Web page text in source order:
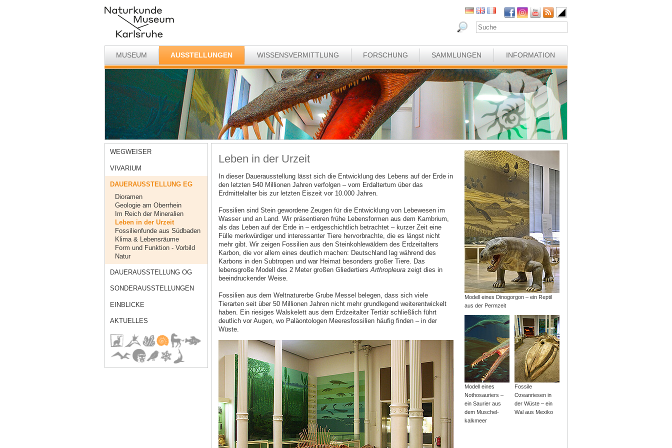
MUSEUM AUSSTELLUNGEN WISSENSVERMITTLUNG FORSCHUNG SAMMLUNGEN INFORMATION
WEGWEISER
VIVARIUM
DAUERAUSSTELLUNG EG
Dioramen
Geologie am Oberrhein
Im Reich der Mineralien
Leben in der Urzeit
Fossilienfunde aus Südbaden
Klima & Lebensräume
Form und Funktion - Vorbild
Natur
DAUERAUSSTELLUNG OG
SONDERAUSSTELLUNGEN
EINBLICKE
AKTUELLES
Leben in der Urzeit
In dieser Dauerausstellung lässt sich die Entwicklung des Lebens auf der Erde in
den letzten 540 Millionen Jahren verfolgen – vom Erdaltertum über das
Erdmittelalter bis zur letzten Eiszeit vor 10.000 Jahren.
Fossilien sind Stein gewordene Zeugen für die Entwicklung von Lebewesen im
Wasser und an Land. Wir präsentieren frühe Lebensformen aus dem Kambrium,
als das Leben auf der Erde in – erdgeschichtlich betrachtet – kurzer Zeit eine
Fülle merkwürdiger und interessanter Tiere hervorbrachte, die es längst nicht
mehr gibt. Wir zeigen Fossilien aus den Steinkohlewäldern des Erdzeitalters
Karbon, die vor allem eines deutlich machen: Deutschland lag während des
Karbons in den Subtropen und war Heimat besonders großer Tiere. Das
lebensgroße Modell des 2 Meter großen GliedertiersArthropleurazeigt dies in
beeindruckender Weise.
Fossilien aus dem Weltnaturerbe Grube Messel belegen, dass sich viele
Tierarten seit über 50 Millionen Jahren nicht mehr grundlegend weiterentwickelt
haben. Ein riesiges Walskelett aus dem Erdzeitalter Tertiär schließlich führt
deutlich vor Augen, wo Paläontologen Meeresfossilien häufig finden – in der
Wüste.
Modell eines Dinogorgon – ein Reptil
aus der Permzeit
Modell eines
Nothosauriers –
ein Saurier aus
dem Muschel­
kalkmeer
Fossile
Ozeanriesen in
der Wüste – ein
Wal aus Mexiko